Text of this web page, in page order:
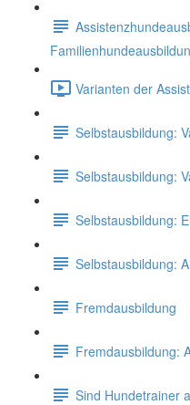
Varianten der
Selbstausbildung:
Selbstausbildung:
Selbstausbildung:
Selbstausbildung:
Fremdausbildung
Fremdausbildung:
Sind Hundetrainer